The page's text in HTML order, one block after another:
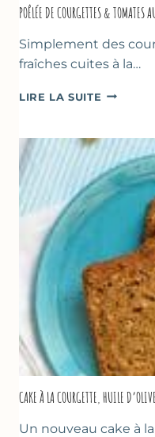
POÊLÉE DE COURGETTES & TOMATES
Simplement des
fraîches cuites à la…
LIRE LA SUITE POÊLÉE
&
AU
THYM
CAKE À LA COURGETTE, HUILE
Un nouveau cake à